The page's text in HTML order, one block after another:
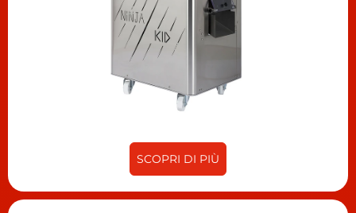
SCOPRI DI PIÙ